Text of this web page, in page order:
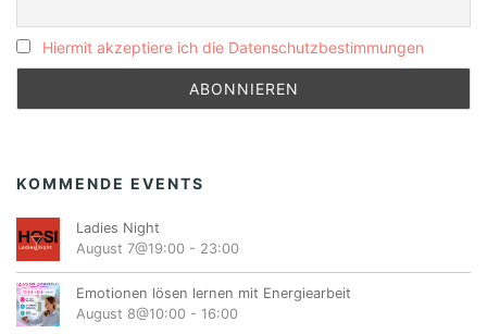
Hiermit akzeptiere ich die Datenschutzbestimmungen
KOMMENDE EVENTS
Ladies Night
August 7@19:00 - 23:00
Emotionen lösen lernen mit Energiearbeit
August 8@10:00 - 16:00